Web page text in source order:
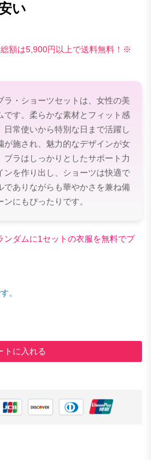
い
額は5,900円以上で送料無料！※
ラ・ショーツセットは、女性の美
です。柔らかな素材とフィット感
日常使いから特別な日まで活躍し
が施され、魅力的なデザインが女
ラはしっかりとしたサポート力
ンを作り出し、ショーツは快適で
でありながらも華やかさを兼ね備
にもぴったりです。
ダムに1セットの衣服を無料でプ
。
トに入れる